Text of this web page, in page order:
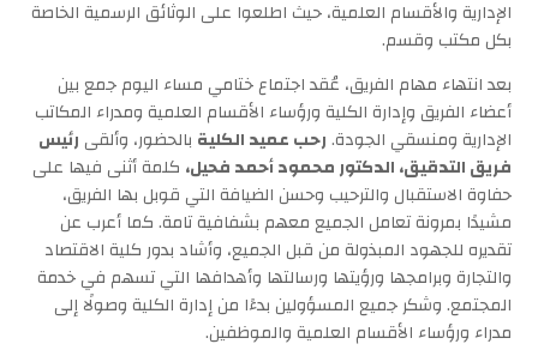
الإدارية والأقسام العلمية، حيث اطلعوا على الوثائق الرسمية الخاصة
بكل مكتب وقسم.
بعد انتهاء مهام الفريق، عُقد اجتماع ختامي مساء اليوم جمع بين
أعضاء الفريق وإدارة الكلية ورؤساء الأقسام العلمية ومدراء المكاتب
الإدارية ومنسقي الجودة.رحب عميد الكلية بالحضور، وألقى رئيس
فريق التدقيق، الدكتور محمود أحمد فحيل، كلمة أثنى فيها على
حفاوة الاستقبال والترحيب وحسن الضيافة التي قوبل بها الفريق،
مشيدًا بمرونة تعامل الجميع معهم بشفافية تامة. كما أعرب عن
تقديره للجهود المبذولة من قبل الجميع، وأشاد بدور كلية الاقتصاد
والتجارة وبرامجها ورؤيتها ورسالتها وأهدافها التي تسهم في خدمة
المجتمع. وشكر جميع المسؤولين بدءًا من إدارة الكلية وصولًا إلى
مدراء ورؤساء الأقسام العلمية والموظفين.